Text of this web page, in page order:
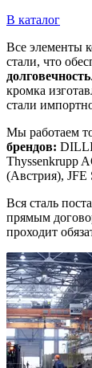
В каталог
Все элементы
стали, что
долговечность
кромка
стали
Мы работаем
брендов:
Thyssenkrupp
(Австрия), JFE
Вся сталь
прямым
проходит